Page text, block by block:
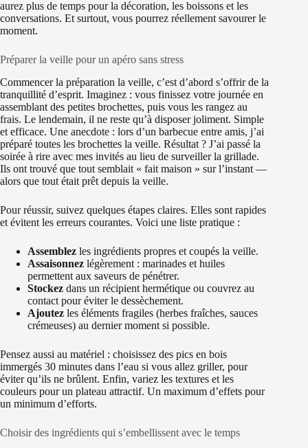
aurez plus de temps pour la décoration, les boissons et les
conversations. Et surtout, vous pourrez réellement savourer le
moment.
Préparer la veille pour un apéro sans stress
Commencer la préparation la veille, c’est d’abord s’offrir de la
tranquillité d’esprit. Imaginez : vous finissez votre journée en
assemblant des petites brochettes, puis vous les rangez au
frais. Le lendemain, il ne reste qu’à disposer joliment. Simple
et efficace. Une anecdote : lors d’un barbecue entre amis, j’ai
préparé toutes les brochettes la veille. Résultat ? J’ai passé la
soirée à rire avec mes invités au lieu de surveiller la grillade.
Ils ont trouvé que tout semblait « fait maison » sur l’instant —
alors que tout était prêt depuis la veille.
Pour réussir, suivez quelques étapes claires. Elles sont rapides
et évitent les erreurs courantes. Voici une liste pratique :
Assemblez les ingrédients propres et coupés la veille.
Assaisonnez légèrement : marinades et huiles
permettent aux saveurs de pénétrer.
Stockez dans un récipient hermétique ou couvrez au
contact pour éviter le dessèchement.
Ajoutez les éléments fragiles (herbes fraîches, sauces
crémeuses) au dernier moment si possible.
Pensez aussi au matériel : choisissez des pics en bois
immergés 30 minutes dans l’eau si vous allez griller, pour
éviter qu’ils ne brûlent. Enfin, variez les textures et les
couleurs pour un plateau attractif. Un maximum d’effets pour
un minimum d’efforts.
Choisir des ingrédients qui s’embellissent avec le temps